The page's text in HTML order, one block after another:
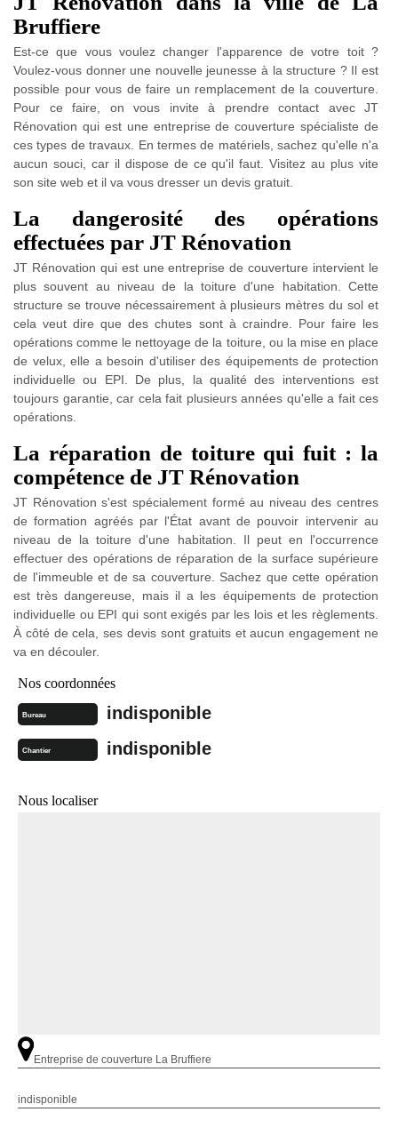
Bruffiere
Est-ce que vous voulez changer l'apparence de votre toit ?
Voulez-vous donner une nouvelle jeunesse à la structure ? Il est
possible pour vous de faire un remplacement de la couverture.
Pour ce faire, on vous invite à prendre contact avec JT
Rénovation qui est une entreprise de couverture spécialiste de
ces types de travaux. En termes de matériels, sachez qu'elle n'a
aucun souci, car il dispose de ce qu'il faut. Visitez au plus vite
son site web et il va vous dresser un devis gratuit.
La dangerosité des opérations
effectuées par JT Rénovation
JT Rénovation qui est une entreprise de couverture intervient le
plus souvent au niveau de la toiture d'une habitation. Cette
structure se trouve nécessairement à plusieurs mètres du sol et
cela veut dire que des chutes sont à craindre. Pour faire les
opérations comme le nettoyage de la toiture, ou la mise en place
de velux, elle a besoin d'utiliser des équipements de protection
individuelle ou EPI. De plus, la qualité des interventions est
toujours garantie, car cela fait plusieurs années qu'elle a fait ces
opérations.
La réparation de toiture qui fuit : la
compétence de JT Rénovation
JT Rénovation s'est spécialement formé au niveau des centres
de formation agréés par l'État avant de pouvoir intervenir au
niveau de la toiture d'une habitation. Il peut en l'occurrence
effectuer des opérations de réparation de la surface supérieure
de l'immeuble et de sa couverture. Sachez que cette opération
est très dangereuse, mais il a les équipements de protection
individuelle ou EPI qui sont exigés par les lois et les règlements.
À côté de cela, ses devis sont gratuits et aucun engagement ne
va en découler.
Nos coordonnées
Bureau indisponible
Chantier indisponible
Nous localiser
Entreprise de couverture La Bruffiere
indisponible